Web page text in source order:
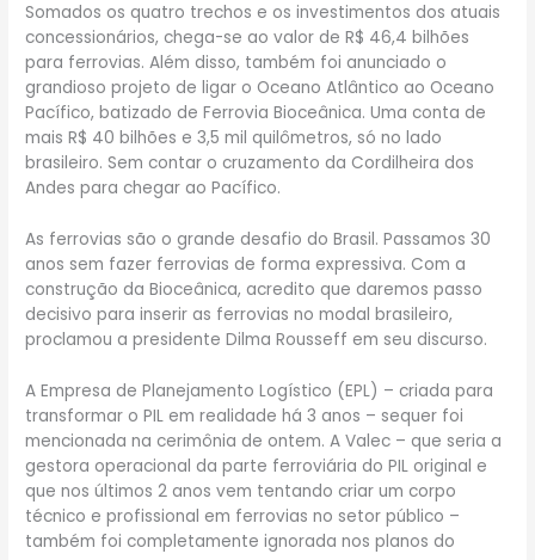
Somados os quatro trechos e os investimentos dos atuais
concessionários, chega-se ao valor de R$ 46,4 bilhões
para ferrovias. Além disso, também foi anunciado o
grandioso projeto de ligar o Oceano Atlântico ao Oceano
Pacífico, batizado de Ferrovia Bioceânica. Uma conta de
mais R$ 40 bilhões e 3,5 mil quilômetros, só no lado
brasileiro. Sem contar o cruzamento da Cordilheira dos
Andes para chegar ao Pacífico.
As ferrovias são o grande desafio do Brasil. Passamos 30
anos sem fazer ferrovias de forma expressiva. Com a
construção da Bioceânica, acredito que daremos passo
decisivo para inserir as ferrovias no modal brasileiro,
proclamou a presidente Dilma Rousseff em seu discurso.
A Empresa de Planejamento Logístico (EPL) – criada para
transformar o PIL em realidade há 3 anos – sequer foi
mencionada na cerimônia de ontem. A Valec – que seria a
gestora operacional da parte ferroviária do PIL original e
que nos últimos 2 anos vem tentando criar um corpo
técnico e profissional em ferrovias no setor público –
também foi completamente ignorada nos planos do